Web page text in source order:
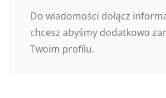
Do wiadomości dołącz
chcesz abyśmy dodatkowo
Twoim profilu.